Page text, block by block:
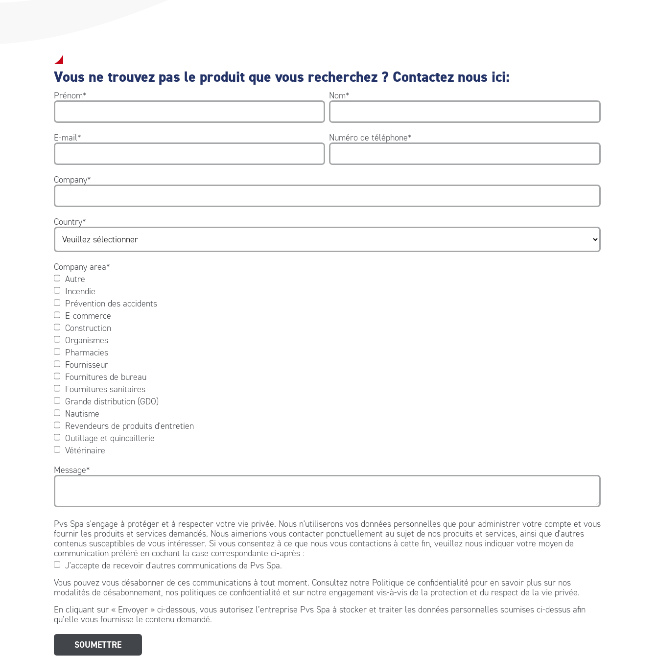
Vous ne trouvez pas le produit que vous recherchez ? Contactez nous ici:
Prénom* Nom*
E-mail* Numéro de téléphone*
Company*
Country*
Company area*
Autre
Incendie
Prévention des accidents
E-commerce
Construction
Organismes
Pharmacies
Fournisseur
Fournitures de bureau
Fournitures sanitaires
Grande distribution (GDO)
Nautisme
Revendeurs de produits d'entretien
Outillage et quincaillerie
Vétérinaire
Message*
Pvs Spa s'engage à protéger et à respecter votre vie privée. Nous n'utiliserons vos données personnelles que pour administrer votre compte et vous
fournir les produits et services demandés. Nous aimerions vous contacter ponctuellement au sujet de nos produits et services, ainsi que d'autres
contenus susceptibles de vous intéresser. Si vous consentez à ce que nous vous contactions à cette fin, veuillez nous indiquer votre moyen de
communication préféré en cochant la case correspondante ci-après :
J'accepte de recevoir d'autres communications de Pvs Spa.
Vous pouvez vous désabonner de ces communications à tout moment. Consultez notre Politique de confidentialité pour en savoir plus sur nos
modalités de désabonnement, nos politiques de confidentialité et sur notre engagement vis-à-vis de la protection et du respect de la vie privée.
En cliquant sur « Envoyer » ci-dessous, vous autorisez l’entreprise Pvs Spa à stocker et traiter les données personnelles soumises ci-dessus afin
qu’elle vous fournisse le contenu demandé.